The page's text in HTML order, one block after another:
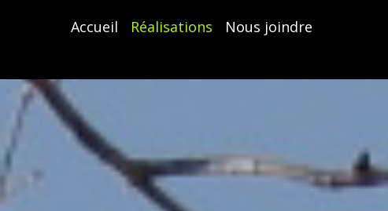
Accueil Réalisations Nous joindre